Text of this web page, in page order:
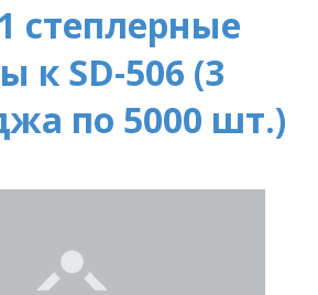
степлерные
к SD-506 (3
по 5000 шт.)